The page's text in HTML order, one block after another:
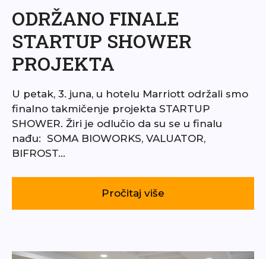
ODRŽANO FINALE
STARTUP SHOWER
PROJEKTA
U petak, 3. juna, u hotelu Marriott održali smo
finalno takmičenje projekta STARTUP
SHOWER. Žiri je odlučio da su se u finalu
nađu: SOMA BIOWORKS, VALUATOR,
BIFROST…
Pročitaj više